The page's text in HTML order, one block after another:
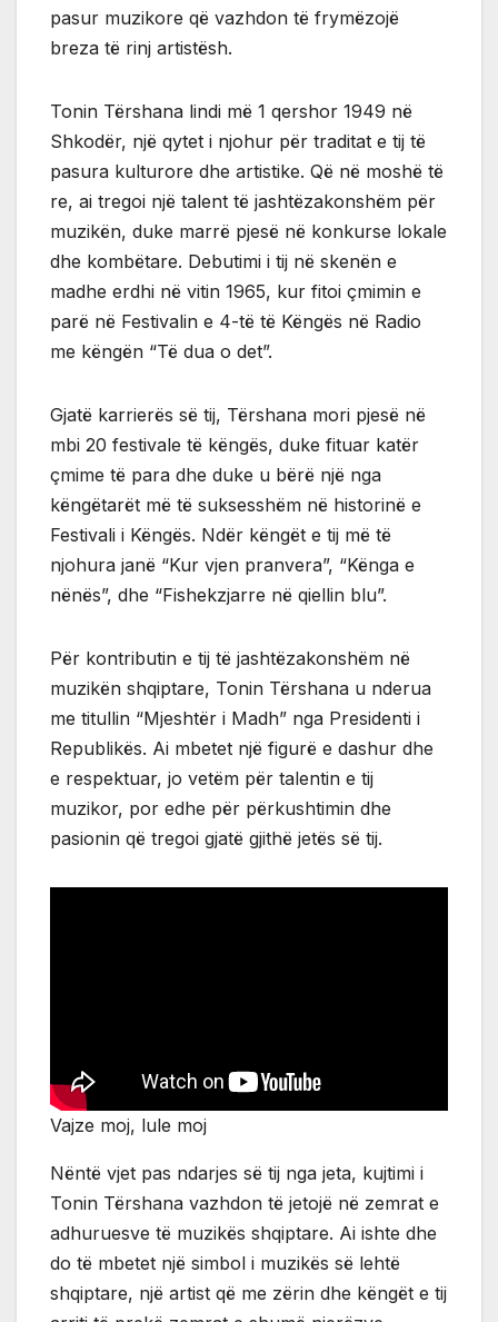
pasur muzikore që vazhdon të frymëzojë
breza të rinj artistësh.
Tonin Tërshana lindi më 1 qershor 1949 në
Shkodër, një qytet i njohur për traditat e tij të
pasura kulturore dhe artistike. Që në moshë të
re, ai tregoi një talent të jashtëzakonshëm për
muzikën, duke marrë pjesë në konkurse lokale
dhe kombëtare. Debutimi i tij në skenën e
madhe erdhi në vitin 1965, kur fitoi çmimin e
parë në Festivalin e 4-të të Këngës në Radio
me këngën “Të dua o det”.
Gjatë karrierës së tij, Tërshana mori pjesë në
mbi 20 festivale të këngës, duke fituar katër
çmime të para dhe duke u bërë një nga
këngëtarët më të suksesshëm në historinë e
Festivali i Këngës. Ndër këngët e tij më të
njohura janë “Kur vjen pranvera”, “Kënga e
nënës”, dhe “Fishekzjarre në qiellin blu”.
Për kontributin e tij të jashtëzakonshëm në
muzikën shqiptare, Tonin Tërshana u nderua
me titullin “Mjeshtër i Madh” nga Presidenti i
Republikës. Ai mbetet një figurë e dashur dhe
e respektuar, jo vetëm për talentin e tij
muzikor, por edhe për përkushtimin dhe
pasionin që tregoi gjatë gjithë jetës së tij.
Vajze moj, lule moj
Nëntë vjet pas ndarjes së tij nga jeta, kujtimi i
Tonin Tërshana vazhdon të jetojë në zemrat e
adhuruesve të muzikës shqiptare. Ai ishte dhe
do të mbetet një simbol i muzikës së lehtë
shqiptare, një artist që me zërin dhe këngët e tij